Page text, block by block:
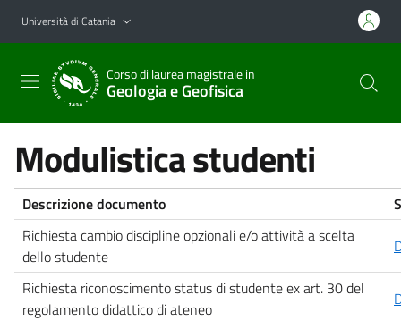
Vai al contenuto principale
Vai al menu di navigazione
Università di Catania
Corso di laurea magistrale in
Geologia e Geofisica
Modulistica studenti
Descrizione documento
Richiesta cambio discipline opzionali e/o attività a scelta
dello studente
Richiesta riconoscimento status di studente ex art. 30 del
regolamento didattico di ateneo